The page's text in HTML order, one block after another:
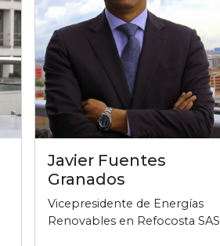
Javier Fuentes
Granados
Vicepresidente de Energías
Renovables en Refocosta SAS